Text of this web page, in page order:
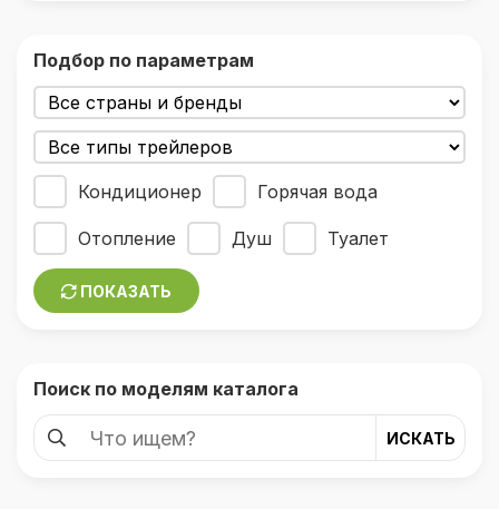
Подбор по параметрам
Кондиционер Горячая вода
Отопление Душ Туалет
ПОКАЗАТЬ
Поиск по моделям каталога